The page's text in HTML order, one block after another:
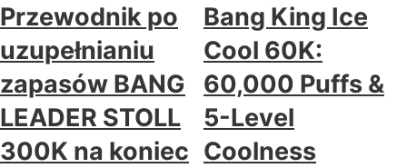
Przewodnik po
uzupełnianiu
zapasów BANG
LEADER STOLL
300K na koniec
Bang King Ice
Cool 60K:
60,000 Puffs &
5-Level
Coolness